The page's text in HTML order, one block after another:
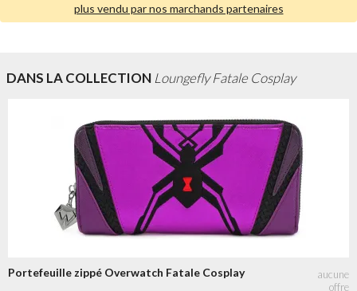
plus vendu par nos marchands partenaires
DANS LA COLLECTION Loungefly Fatale Cosplay
Portefeuille zippé Overwatch Fatale Cosplay